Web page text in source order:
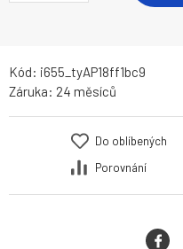
Kód: i655_tyAP18ff1bc9
Záruka: 24 měsíců
Do oblíbených
Porovnání